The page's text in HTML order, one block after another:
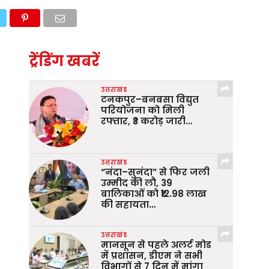
ट्रेंडिंग खबरें
उत्तराखंड
टनकपुर–बनबसा विद्युत
परियोजना को मिली
रफ्तार, ₹3 करोड़ जारी…
उत्तराखंड
“नंदा–सुनंदा” से फिर जली
उम्मीद की लौ, 39
बालिकाओं को ₹12.98 लाख
की सहायता…
उत्तराखंड
मानसून से पहले अलर्ट मोड
में प्रशासन, डीएम ने सभी
विभागों से 7 दिन में मांगा